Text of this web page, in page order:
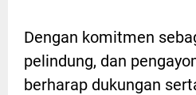
Dengan komitmen
pelindung, dan
berharap dukungan